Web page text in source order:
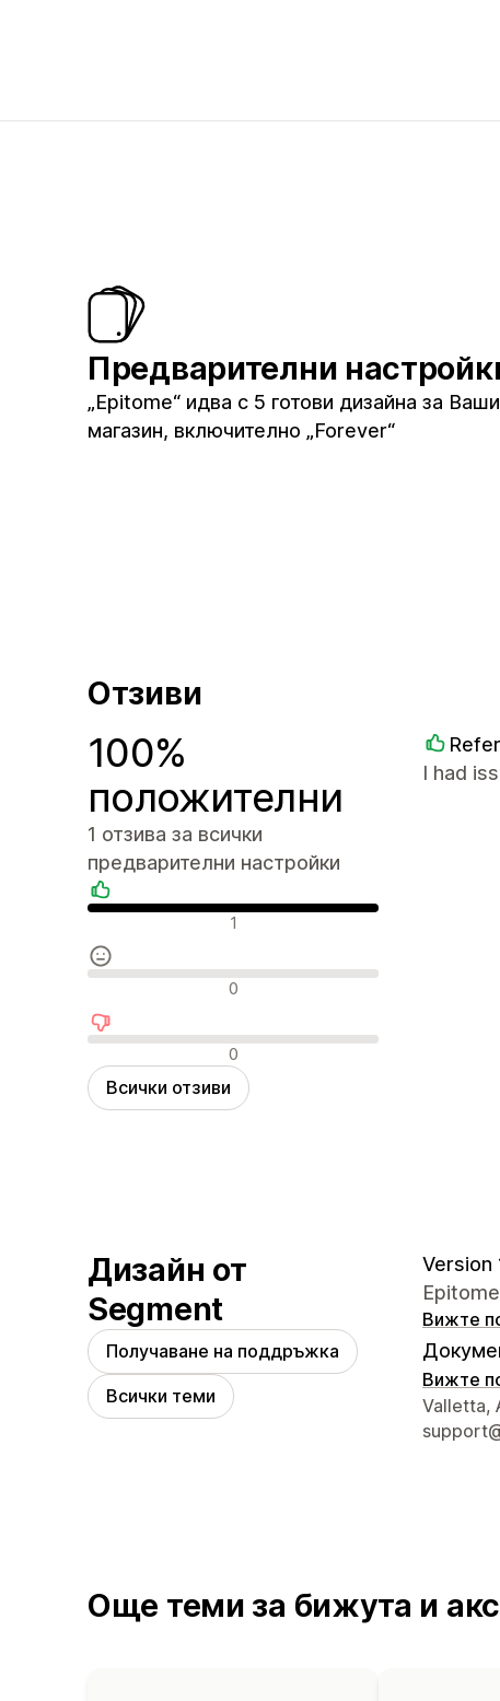
Предварителни
„Epitome“ идва с 5 готови дизайна за
магазин, включително „Forever“
Отзиви
100%
положителни
1 отзива за всички
предварителни настройки
Положителни отзиви
1
Неутрални отзиви
0
Отрицателни отзиви
0
Всички отзиви
I had
Дизайн от
Segment
Получаване на поддръжка
Всички теми
Version
Вижте
Вижте
Данни за
Valletta,
Още теми за бижута и